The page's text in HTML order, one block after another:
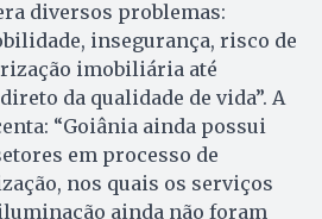
diversos problemas:
insegurança, risco de
imobiliária até
da qualidade de vida”. A
“Goiânia ainda possui
em processo de
nos quais os serviços
ainda não foram